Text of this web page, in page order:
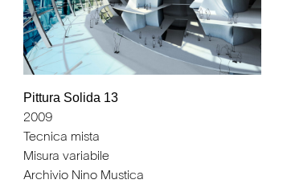
Pittura Solida 13
2009
Tecnica mista
Misura variabile
Archivio Nino Mustica